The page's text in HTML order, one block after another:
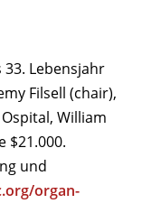
Lebensjahr
Filsell (chair),
William
$21.000.
und
organ-